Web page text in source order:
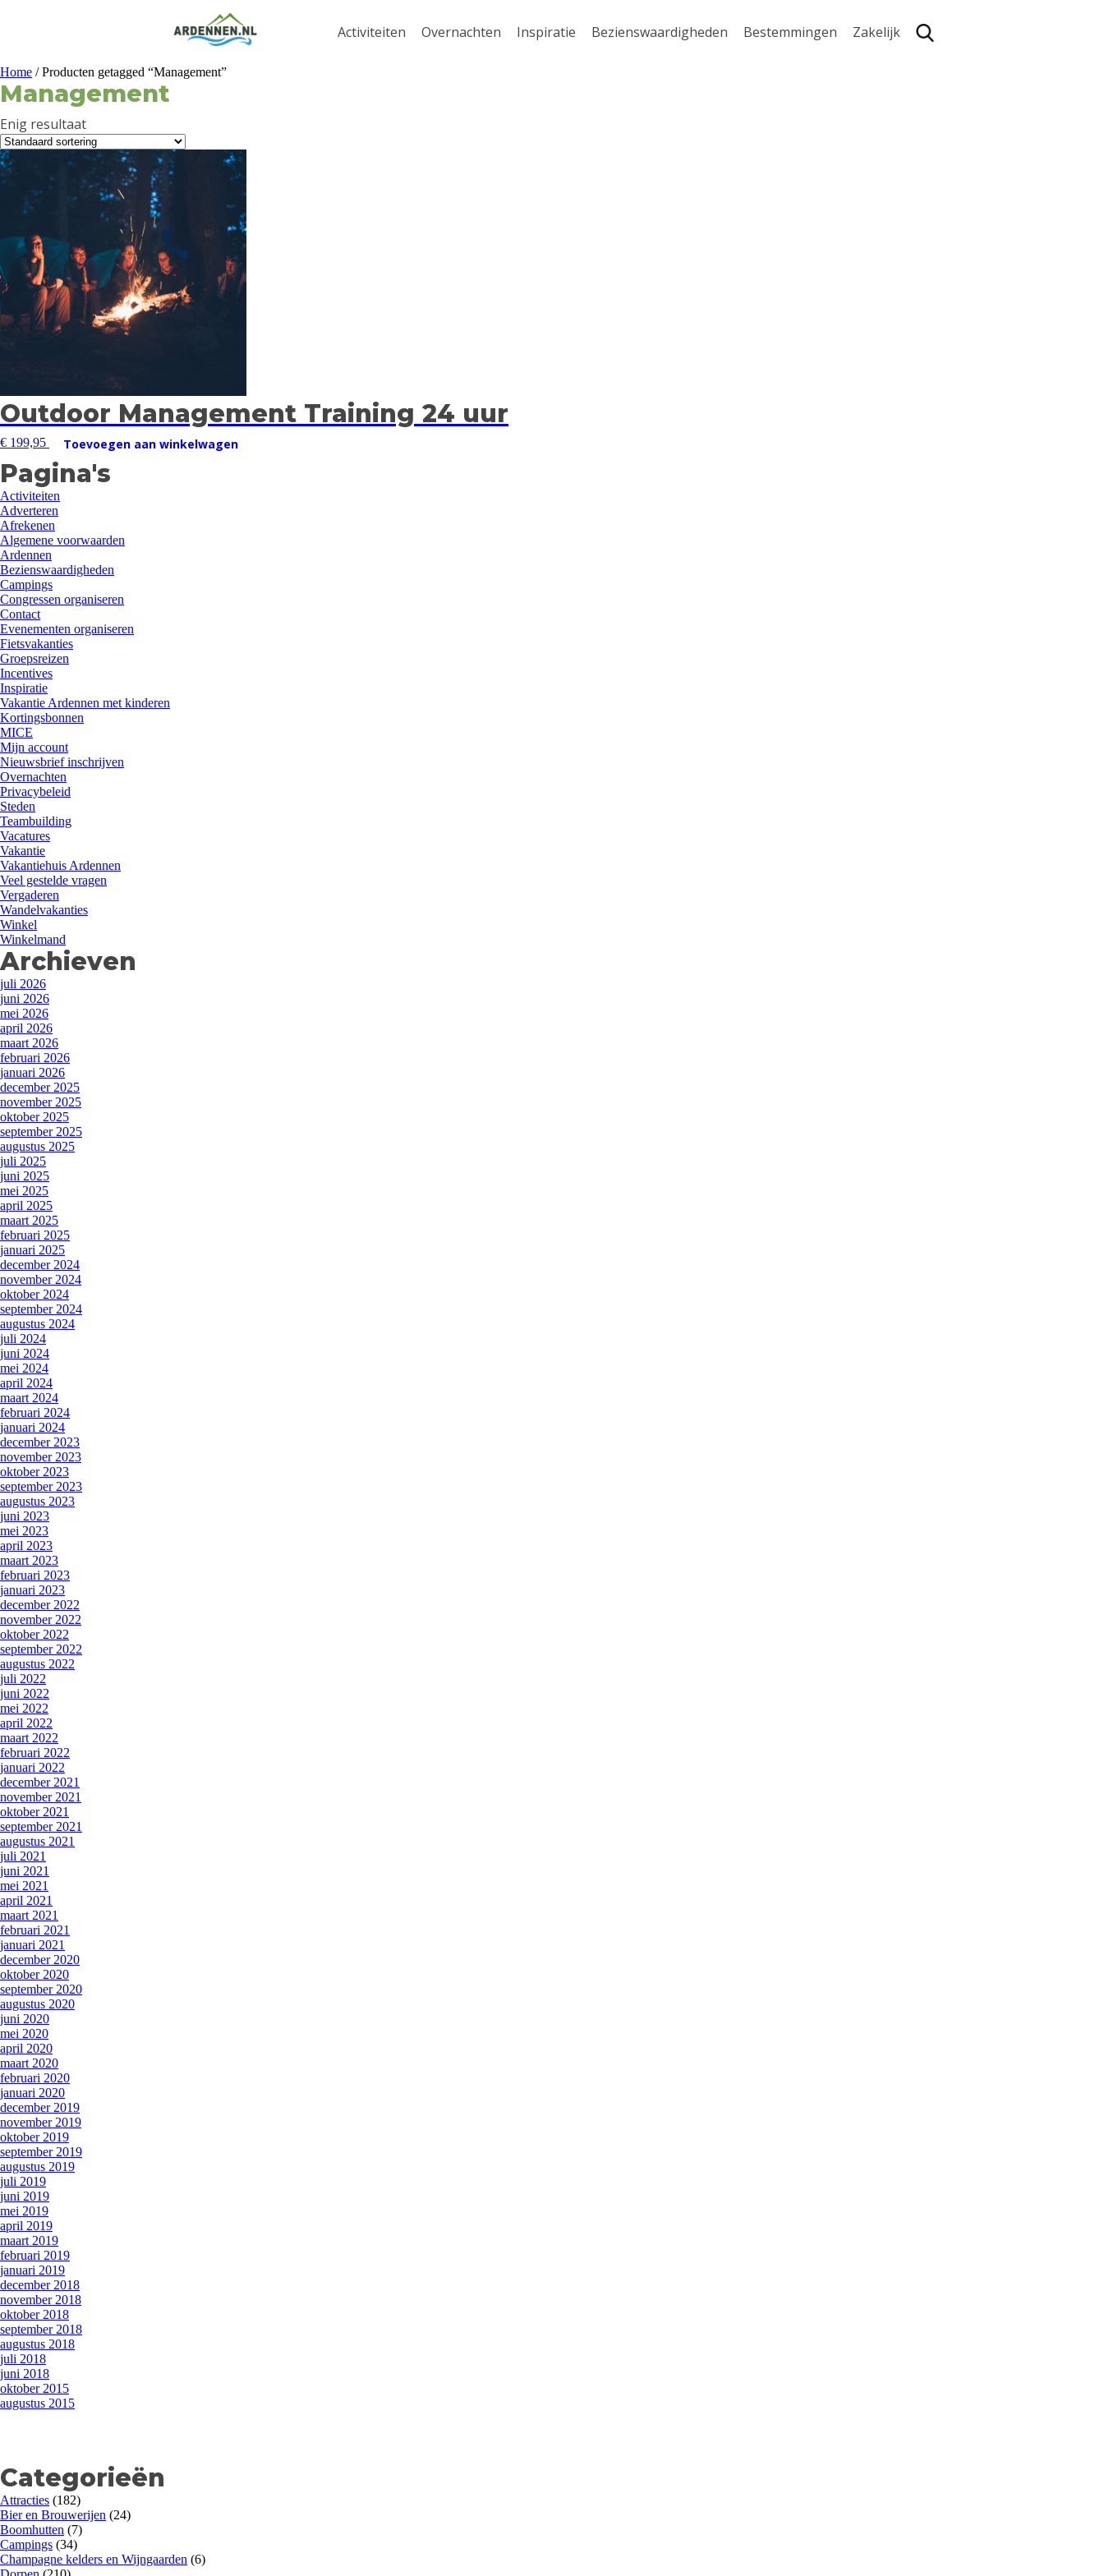
Activiteiten Overnachten Inspiratie Bezienswaardigheden Bestemmingen Zakelijk
Home / Producten getagged “Management”
Management
Enig resultaat
Outdoor Management Training 24 uur
€ 199,95 Toevoegen aan winkelwagen
Pagina's
Activiteiten
Adverteren
Afrekenen
Algemene voorwaarden
Ardennen
Bezienswaardigheden
Campings
Congressen organiseren
Contact
Evenementen organiseren
Fietsvakanties
Groepsreizen
Incentives
Inspiratie
Vakantie Ardennen met kinderen
Kortingsbonnen
MICE
Mijn account
Nieuwsbrief inschrijven
Overnachten
Privacybeleid
Steden
Teambuilding
Vacatures
Vakantie
Vakantiehuis Ardennen
Veel gestelde vragen
Vergaderen
Wandelvakanties
Winkel
Winkelmand
Archieven
juli 2026
juni 2026
mei 2026
april 2026
maart 2026
februari 2026
januari 2026
december 2025
november 2025
oktober 2025
september 2025
augustus 2025
juli 2025
juni 2025
mei 2025
april 2025
maart 2025
februari 2025
januari 2025
december 2024
november 2024
oktober 2024
september 2024
augustus 2024
juli 2024
juni 2024
mei 2024
april 2024
maart 2024
februari 2024
januari 2024
december 2023
november 2023
oktober 2023
september 2023
augustus 2023
juni 2023
mei 2023
april 2023
maart 2023
februari 2023
januari 2023
december 2022
november 2022
oktober 2022
september 2022
augustus 2022
juli 2022
juni 2022
mei 2022
april 2022
maart 2022
februari 2022
januari 2022
december 2021
november 2021
oktober 2021
september 2021
augustus 2021
juli 2021
juni 2021
mei 2021
april 2021
maart 2021
februari 2021
januari 2021
december 2020
oktober 2020
september 2020
augustus 2020
juni 2020
mei 2020
april 2020
maart 2020
februari 2020
januari 2020
december 2019
november 2019
oktober 2019
september 2019
augustus 2019
juli 2019
juni 2019
mei 2019
april 2019
maart 2019
februari 2019
januari 2019
december 2018
november 2018
oktober 2018
september 2018
augustus 2018
juli 2018
juni 2018
oktober 2015
augustus 2015
Categorieën
Attracties (182)
Bier en Brouwerijen (24)
Boomhutten (7)
Campings (34)
Champagne kelders en Wijngaarden (6)